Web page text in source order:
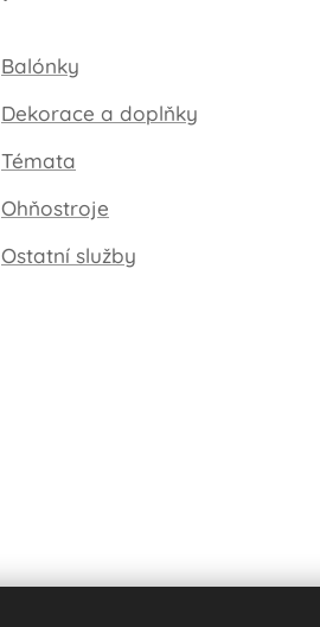
Balónky
Dekorace a doplňky
Témata
Ohňostroje
Ostatní služby